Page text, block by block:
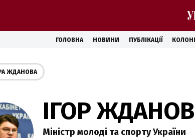
ГОЛОВНА НОВИНИ ПУБЛІКАЦІЇ
ЖДАНОВА
ІГОР ЖДАНОВ
Міністр молоді та спорту України